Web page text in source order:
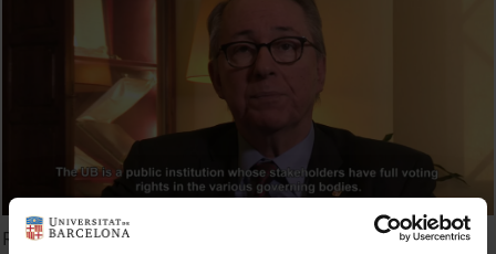
Responsabilitat Social a la Universitat de Barcelona